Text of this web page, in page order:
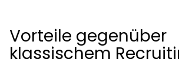
Vorteile gegenüber
klassischem